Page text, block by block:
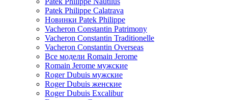
Patek Philippe Calatrava
Новинки Patek Philippe
Vacheron Constantin Patrimony
Vacheron Constantin Traditionelle
Vacheron Constantin Overseas
Все модели Romain Jerome
Romain Jerome мужские
Roger Dubuis мужские
Roger Dubuis женские
Roger Dubuis Excalibur